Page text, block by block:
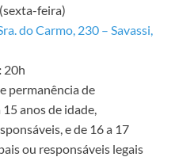
feira)
do Carmo, 230 – Savassi,
20h
permanência de
anos de idade,
e de 16 a 17
ou responsáveis legais